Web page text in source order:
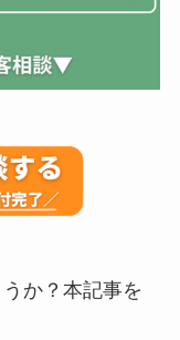
か？本記事を